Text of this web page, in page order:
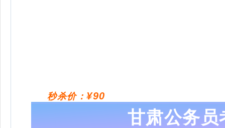
秒杀价： ¥90
甘肃公务员